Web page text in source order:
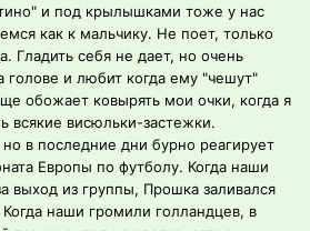
и под крылышками тоже у нас
как к мальчику. Не поет, только
Гладить себя не дает, но очень
голове и любит когда ему "чешут"
обожает ковырять мои очки, когда я
всякие висюльки-застежки.
в последние дни бурно реагирует
Европы по футболу. Когда наши
выход из группы, Прошка заливался
наши громили голландцев, в